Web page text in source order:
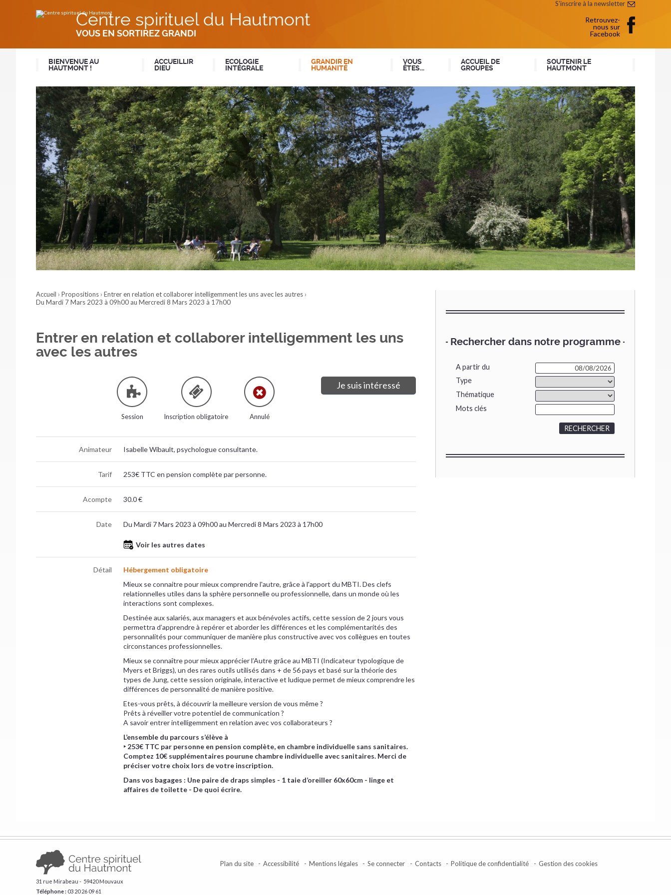
contenu.
S'inscrire à la newsletter
Retrouvez-
nous sur
Facebook
Centre spirituel du Hautmont
VOUS EN SORTIREZ GRANDI
BIENVENUE AU
HAUTMONT !
ACCUEILLIR
DIEU
ECOLOGIE
INTÉGRALE
GRANDIR EN
HUMANITÉ
VOUS
ÊTES...
ACCUEIL DE
GROUPES
SOUTENIR LE
HAUTMONT
Accueil › Propositions › Entrer en relation et collaborer intelligemment les uns avec les autres ›
Du Mardi 7 Mars 2023 à 09h00 au Mercredi 8 Mars 2023 à 17h00
Rechercher dans notre programme
A partir du
Type
Thématique
Mots clés
Entrer en relation et collaborer intelligemment les uns
avec les autres
Session Inscription obligatoire Annulé
Je suis intéressé
Animateur Isabelle Wibault, psychologue consultante.
Tarif 253€ TTC en pension complète par personne.
Acompte 30.0 €
Date Du Mardi 7 Mars 2023 à 09h00 au Mercredi 8 Mars 2023 à 17h00
Voir les autres dates
Détail
Hébergement obligatoire
Mieux se connaitre pour mieux comprendre l'autre, grâce à l'apport du MBTI. Des clefs
relationnelles utiles dans la sphère personnelle ou professionnelle, dans un monde où les
interactions sont complexes.
Destinée aux salariés, aux managers et aux bénévoles actifs, cette session de 2 jours vous
permettra d’apprendre à repérer et aborder les différences et les complémentarités des
personnalités pour communiquer de manière plus constructive avec vos collègues en toutes
circonstances professionnelles.
Mieux se connaître pour mieux apprécier l’Autre grâce au MBTI (Indicateur typologique de
Myers et Briggs), un des rares outils utilisés dans + de 56 pays et basé sur la théorie des
types de Jung, cette session originale, interactive et ludique permet de mieux comprendre les
différences de personnalité de manière positive.
Etes-vous prêts, à découvrir la meilleure version de vous même ?
Prêts à réveiller votre potentiel de communication ?
A savoir entrer intelligemment en relation avec vos collaborateurs ?
L’ensemble du parcours s’élève à
‣ 253€ TTC par personne en pension complète, en chambre individuelle sans sanitaires.
Comptez 10€ supplémentaires pourune chambre individuelle avec sanitaires. Merci de
préciser votre choix lors de votre inscription.
​Dans vos bagages : Une paire de draps simples - 1 taie d’oreiller 60x60cm - linge et
affaires de toilette - De quoi écrire.
31 rue Mirabeau - 59420 Mouvaux
Téléphone : ​03 20 26 09 61
Plan du site Accessibilité Mentions légales Se connecter Contacts Politique de confidentialité Gestion des cookies